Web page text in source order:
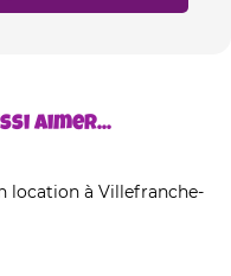
aimer...
location à Villefranche-